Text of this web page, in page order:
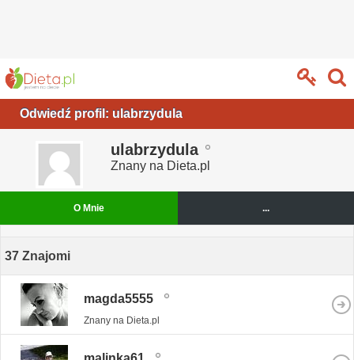
Odwiedź profil: ulabrzydula
ulabrzydula
Znany na Dieta.pl
O Mnie ...
37 Znajomi
magda5555
Znany na Dieta.pl